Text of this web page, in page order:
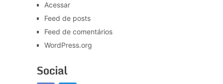
Acessar
Feed de posts
Feed de comentários
WordPress.org
Social